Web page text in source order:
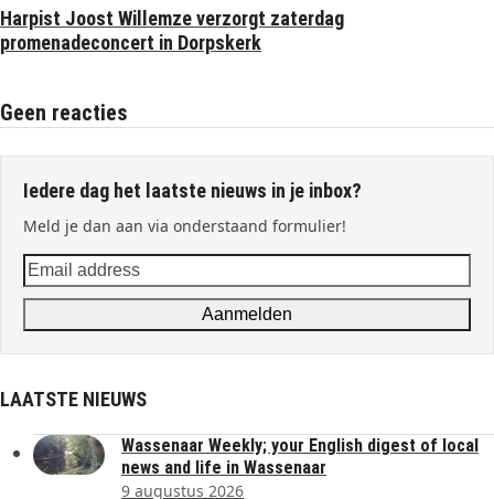
Harpist Joost Willemze verzorgt zaterdag
promenadeconcert in Dorpskerk
Geen reacties
Iedere dag het laatste nieuws in je inbox?
Meld je dan aan via onderstaand formulier!
Email
address
Aanmelden
LAATSTE NIEUWS
Wassenaar Weekly; your English digest of local
news and life in Wassenaar
9 augustus 2026